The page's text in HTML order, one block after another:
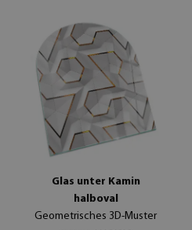
Glas unter Kamin
halboval
Geometrisches 3D-Muster